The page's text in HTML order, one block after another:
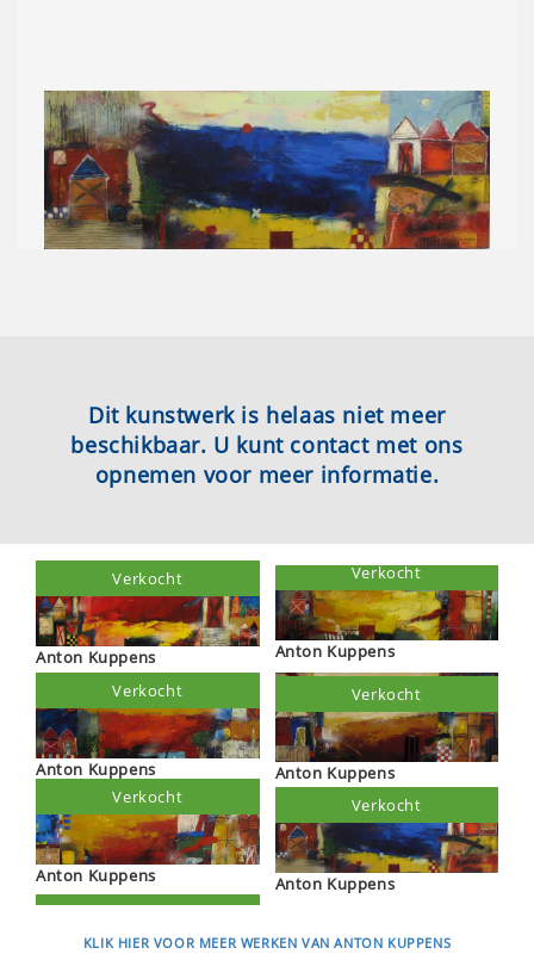
Dit kunstwerk is helaas niet meer
beschikbaar. U kunt contact met ons
opnemen voor meer informatie.
Anton Kuppens
Verkocht
Anton Kuppens
Verkocht
Anton Kuppens
Verkocht
Anton Kuppens
Verkocht
Anton Kuppens
Verkocht
Anton Kuppens
Verkocht
KLIK HIER VOOR MEER WERKEN VAN ANTON KUPPENS